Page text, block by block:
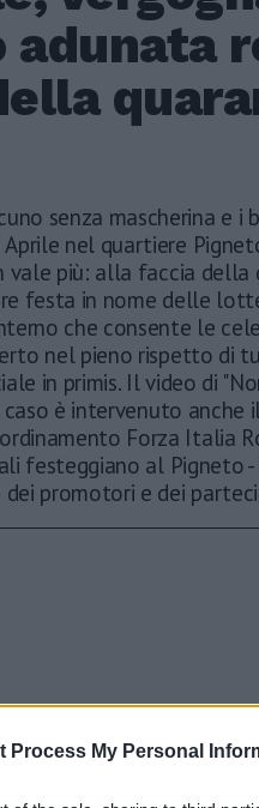
Process My Personal
compagna in
Le dichiarazioni ai
giornalisti
Terremoto, viene giù
tutto: i video
Rudy Giuliani a
States? Trump,
e la strategia
americana
adunata
senza mascherina e i
nel quartiere
vale più: alla faccia
festa in nome delle
che consente le
nel pieno rispetto di
in primis. Il video di
è intervenuto anche
Forza Italia
festeggiano al Pigneto -
promotori e dei